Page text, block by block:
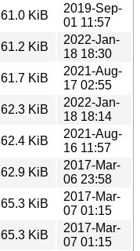
61.0 KiB
2019-Sep-
01 11:57
61.2 KiB
2022-Jan-
18 18:30
61.7 KiB
2021-Aug-
17 02:55
62.3 KiB
2022-Jan-
18 18:14
62.4 KiB
2021-Aug-
16 11:57
62.9 KiB
2017-Mar-
06 23:58
65.3 KiB
2017-Mar-
07 01:15
65.3 KiB
2017-Mar-
07 01:15